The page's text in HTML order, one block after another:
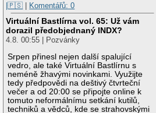
|🇵🇸
Komentářů: 0
Virtuální Bastlírna vol. 65: Už vám
dorazil předobjednaný INDX?
4.8. 00:55 | Pozvánky
Srpen přinesl nejen další spalující
vedro, ale také Virtuální Bastlírnu s
neméně žhavými novinkami. Využijte
tedy předpovědi na deštivý čtvrteční
večer a od 20:00 se připojte online k
tomuto neformálnímu setkání kutilů,
techniků a vědců, kde se strahovskými